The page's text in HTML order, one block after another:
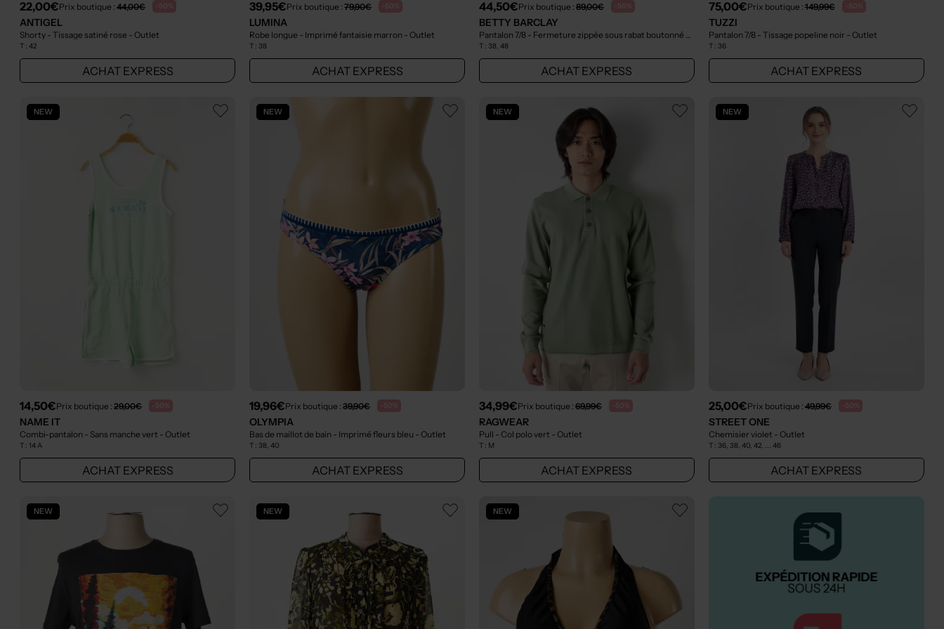
22,00€Prix boutique :44,00€ -50%
ANTIGEL
Shorty - Tissage satiné rose - Outlet
T :42
ACHAT EXPRESS
39,95€Prix boutique :79,90€ -50%
LUMINA
Robe longue - Imprimé fantaisie marron - Outlet
T :38
ACHAT EXPRESS
44,50€Prix boutique : 89,00€ -50%
BETTY BARCLAY
Pantalon 7/8 - Fermeture zippée sous rabat boutonné bleu - Outlet
T : 38, 48
ACHAT EXPRESS
75,00€Prix boutique : 149,99€ -50%
TUZZI
Pantalon 7/8 - Tissage popeline noir - Outlet
T : 36
ACHAT EXPRESS
NEW
14,50€Prix boutique :29,00€ -50%
NAME IT
Combi-pantalon - Sans manche vert - Outlet
T :14 A
ACHAT EXPRESS
NEW
19,96€Prix boutique :39,90€ -50%
OLYMPIA
Bas de maillot de bain - Imprimé fleurs bleu - Outlet
T :38, 40
ACHAT EXPRESS
NEW
34,99€Prix boutique : 69,99€ -50%
RAGWEAR
Pull - Col polo vert - Outlet
T : M
ACHAT EXPRESS
NEW
25,00€Prix boutique : 49,99€ -50%
STREET ONE
Chemisier violet - Outlet
T : 36, 38, 40, 42, ... 46
ACHAT EXPRESS
NEW NEW NEW